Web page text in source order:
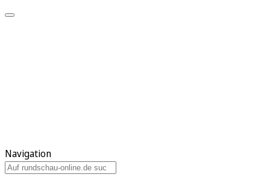
Navigation